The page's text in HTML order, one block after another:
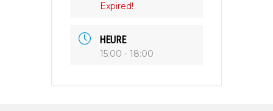
Expired!
HEURE
15:00 - 18:00